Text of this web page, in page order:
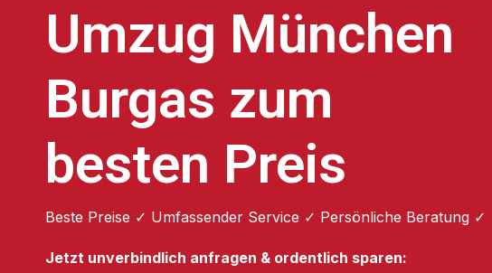
Umzug München
Burgas zum
besten Preis
Beste Preise ✓ Umfassender Service ✓ Persönliche Beratung ✓
Jetzt unverbindlich anfragen & ordentlich sparen: